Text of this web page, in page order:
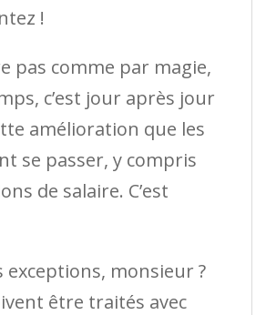
!
pas comme par magie,
c’est jour après jour
amélioration que les
se passer, y compris
de salaire. C’est
exceptions, monsieur ?
être traités avec